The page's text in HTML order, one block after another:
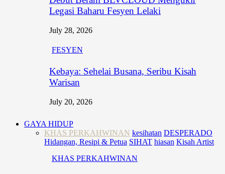
Legasi Baharu Fesyen Lelaki
July 28, 2026
FESYEN
Kebaya: Sehelai Busana, Seribu Kisah
Warisan
July 20, 2026
GAYA HIDUP
KHAS PERKAHWINAN kesihatan DESPERADO
Hidangan, Resipi & Petua SIHAT hiasan Kisah Artist
KHAS PERKAHWINAN